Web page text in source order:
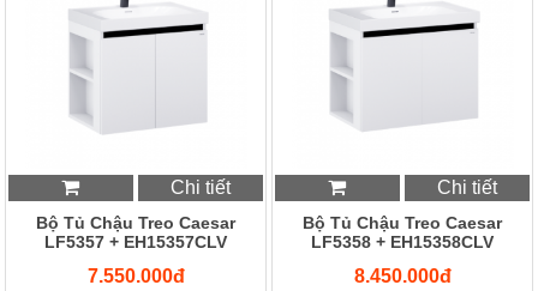
Chi tiết
Bộ Tủ Chậu Treo Caesar
LF5357 + EH15357CLV
7.550.000đ
Chi tiết
Bộ Tủ Chậu Treo Caesar
LF5358 + EH15358CLV
8.450.000đ